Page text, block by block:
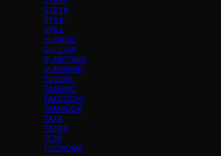
STEYR
STIHL
STILL
SUBARU
SULLAIR
SUMITOMO
SUNWARD
SUZUKI
TADANO
TAKEUCHI
TAMROCK
TATA
TATRA
TCM
TECNOMA